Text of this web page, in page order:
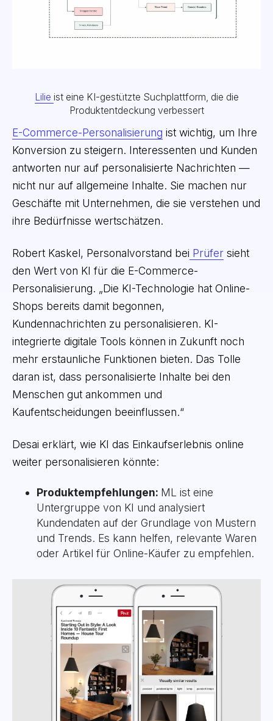
Lilie ist eine KI-gestützte Suchplattform, die die
Produktentdeckung verbessert
E-Commerce-Personalisierung ist wichtig, um Ihre
Konversion zu steigern. Interessenten und Kunden
antworten nur auf personalisierte Nachrichten —
nicht nur auf allgemeine Inhalte. Sie machen nur
Geschäfte mit Unternehmen, die sie verstehen und
ihre Bedürfnisse wertschätzen.
Robert Kaskel, Personalvorstand bei Prüfersieht
den Wert von KI für die E-Commerce-
Personalisierung. „Die KI-Technologie hat Online-
Shops bereits damit begonnen,
Kundennachrichten zu personalisieren. KI-
integrierte digitale Tools können in Zukunft noch
mehr erstaunliche Funktionen bieten. Das Tolle
daran ist, dass personalisierte Inhalte bei den
Menschen gut ankommen und
Kaufentscheidungen beeinflussen.“
Desai erklärt, wie KI das Einkaufserlebnis online
weiter personalisieren könnte:
Produktempfehlungen: ML ist eine
Untergruppe von KI und analysiert
Kundendaten auf der Grundlage von Mustern
und Trends. Es kann helfen, relevante Waren
oder Artikel für Online-Käufer zu empfehlen.